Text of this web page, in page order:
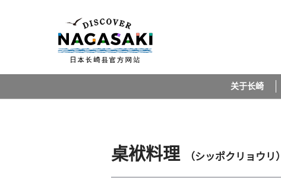
关于长崎
桌袱料理 （シッポクリョウリ）